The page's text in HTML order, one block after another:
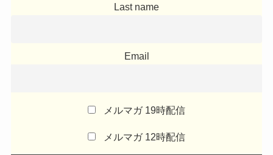
Last name
Email
メルマガ 19時配信
メルマガ 12時配信